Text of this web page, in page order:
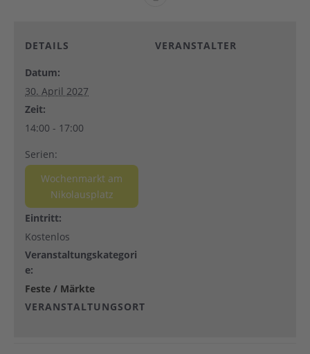
DETAILS
Datum:
30. April 2027
Zeit:
14:00 - 17:00
Serien:
Wochenmarkt am
Nikolausplatz
Eintritt:
Kostenlos
Veranstaltungskategori
e:
Feste / Märkte
VERANSTALTUNGSORT
VERANSTALTER